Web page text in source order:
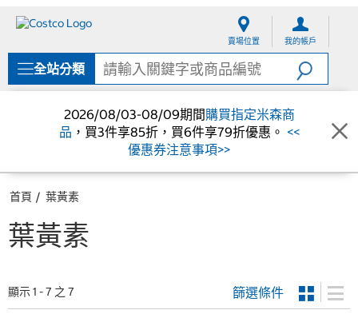
單
賣場位置 我的帳戶
全站分類
2026/08/03-08/09期間購買指定米森商
品 ，買3件享85折，買6件享79折優惠。 <<
優惠券注意事項>>
首頁 葉黃素
葉黃素
顯示 1 - 7 之 7 篩選條件